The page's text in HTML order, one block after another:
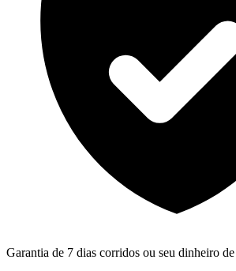
Garantia de 7 dias corridos ou seu dinheiro